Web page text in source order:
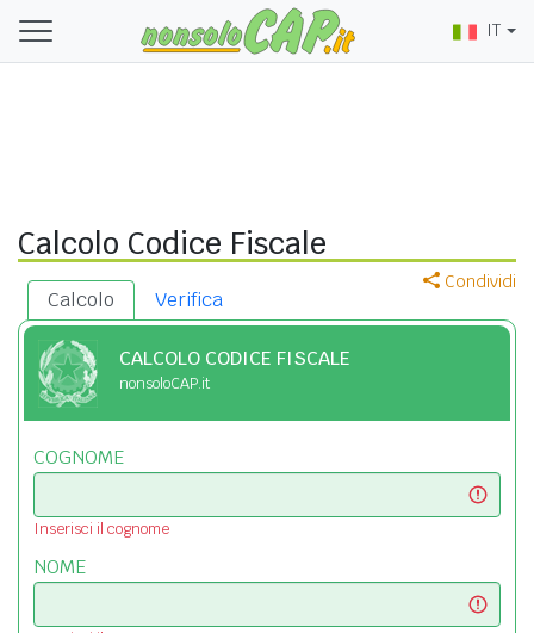
IT
Calcolo Codice Fiscale
Condividi
Calcolo Verifica
CALCOLO CODICE FISCALE
nonsoloCAP.it
COGNOME
Inserisci il cognome
NOME